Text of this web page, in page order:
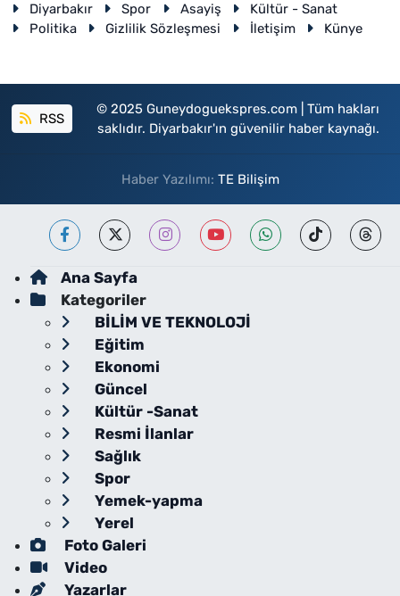
Diyarbakır Spor Asayiş
Kültür - Sanat
Politika
Gizlilik Sözleşmesi İletişim Künye
RSS
© 2025 Guneydoguekspres.com | Tüm hakları
saklıdır. Diyarbakır'ın güvenilir haber kaynağı.
Haber Yazılımı: TE Bilişim
Ana Sayfa
Kategoriler
BİLİM VE TEKNOLOJİ
Eğitim
Ekonomi
Güncel
Kültür -Sanat
Resmi İlanlar
Sağlık
Spor
Yemek-yapma
Yerel
Foto Galeri
Video
Yazarlar